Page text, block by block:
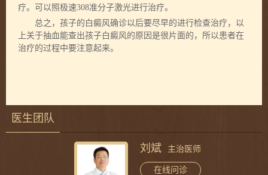
疗。可以照极速308准分子激光进行治疗。
总之，孩子的白癜风确诊以后要尽早的进行检查治疗，以
上关于抽血能查出孩子白癜风的原因是很片面的，所以患者在
治疗的过程中要注意起来。
医生团队
刘斌 主治医师
在线问诊